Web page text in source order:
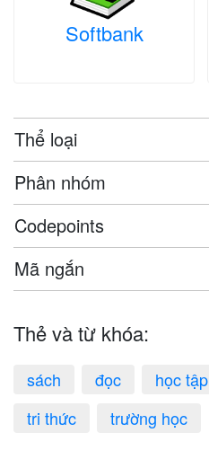
Softbank
Thể loại
Phân nhóm
Codepoints
Mã ngắn
Thẻ và từ khóa:
sách đọc học tập
tri thức
trường học